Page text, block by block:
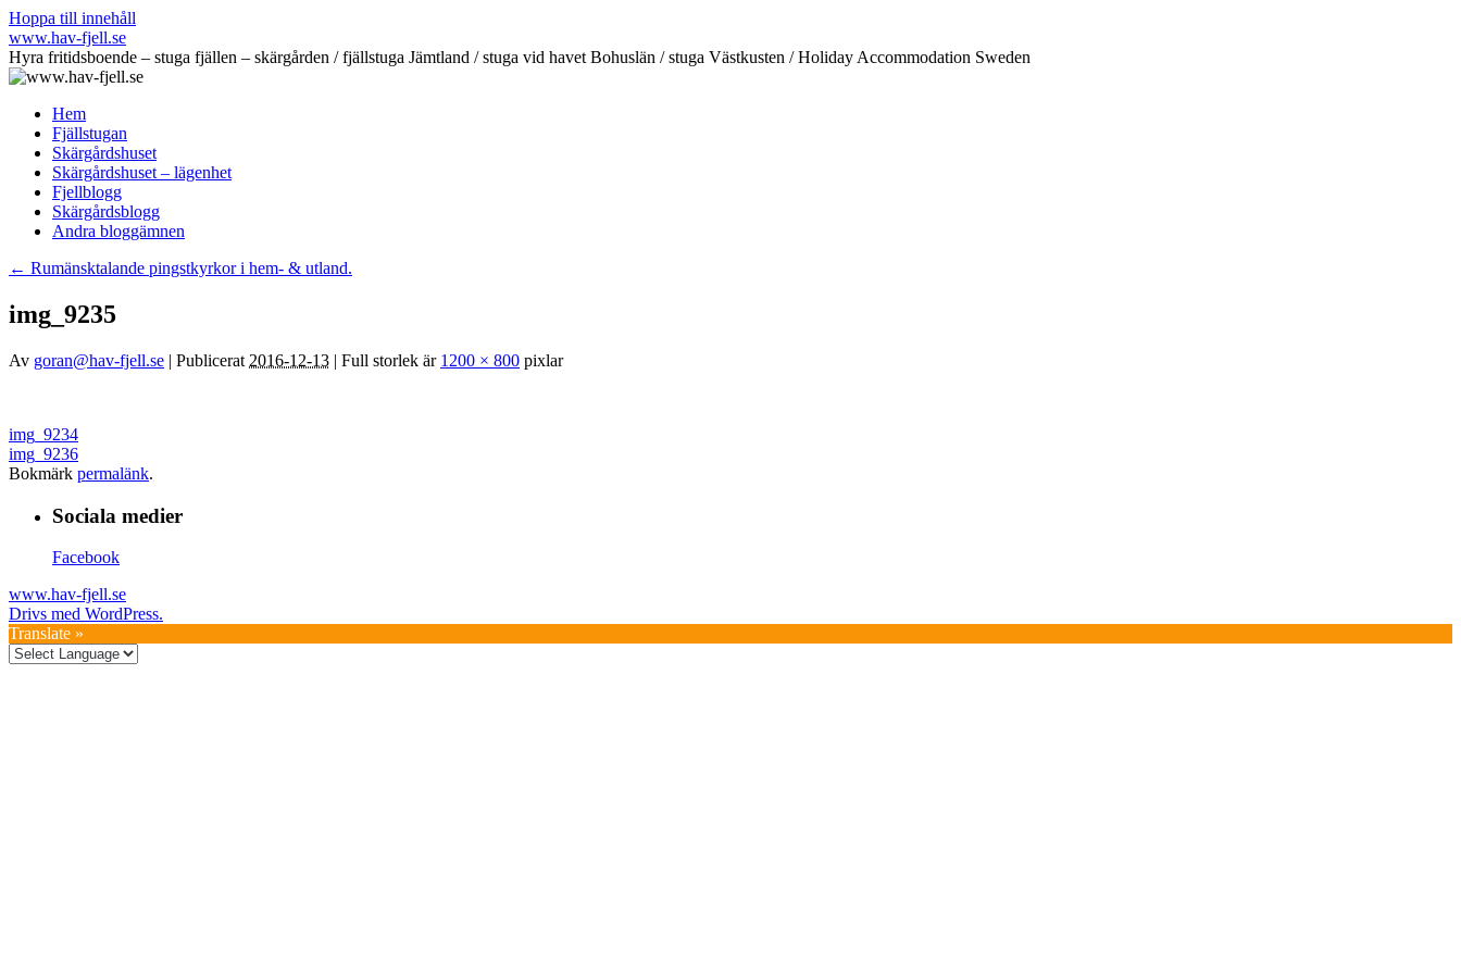
Hoppa till innehåll
www.hav-fjell.se
Hyra fritidsboende – stuga fjällen – skärgården / fjällstuga Jämtland / stuga vid havet Bohuslän / stuga Västkusten / Holiday Accommodation Sweden
Hem
Fjällstugan
Skärgårdshuset
Skärgårdshuset – lägenhet
Fjellblogg
Skärgårdsblogg
Andra bloggämnen
← Rumänsktalande pingstkyrkor i hem- & utland.
img_9235
Av goran@hav-fjell.se | Publicerat 2016-12-13 | Full storlek är 1200 × 800 pixlar
img_9234
img_9236
Bokmärk permalänk.
Sociala medier
Facebook
www.hav-fjell.se
Drivs med WordPress.
Translate »